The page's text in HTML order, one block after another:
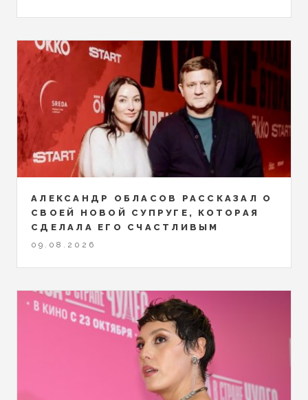
АЛЕКСАНДР ОБЛАСОВ РАССКАЗАЛ О
СВОЕЙ НОВОЙ СУПРУГЕ, КОТОРАЯ
СДЕЛАЛА ЕГО СЧАСТЛИВЫМ
09.08.2026